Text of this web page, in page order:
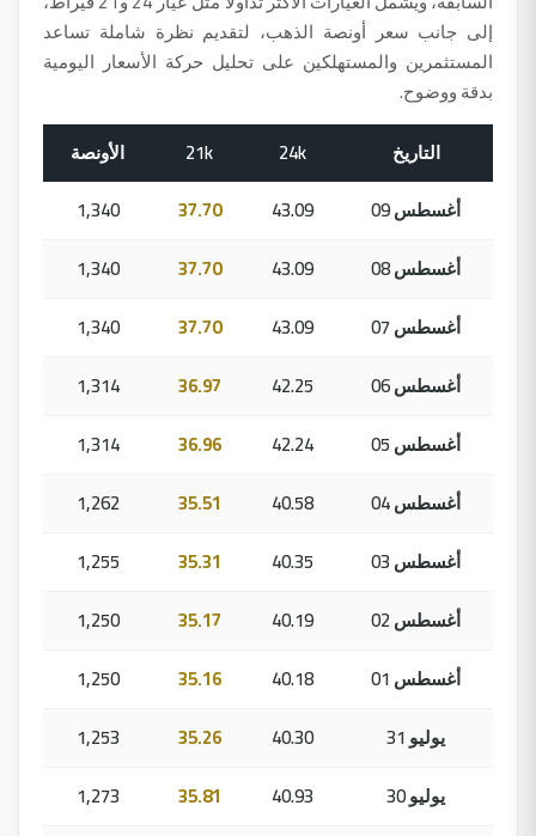
إلى جانب سعر أونصة الذهب، لتقديم نظرة شاملة تساعد
المستثمرين والمستهلكين على تحليل حركة الأسعار اليومية
بدقة ووضوح.
التاريخ
24k
21k
الأونصة
09 أغسطس
43.09
37.70
1,340
08 أغسطس
43.09
37.70
1,340
07 أغسطس
43.09
37.70
1,340
06 أغسطس
42.25
36.97
1,314
05 أغسطس
42.24
36.96
1,314
04 أغسطس
40.58
35.51
1,262
03 أغسطس
40.35
35.31
1,255
02 أغسطس
40.19
35.17
1,250
01 أغسطس
40.18
35.16
1,250
31 يوليو
40.30
35.26
1,253
30 يوليو
40.93
35.81
1,273